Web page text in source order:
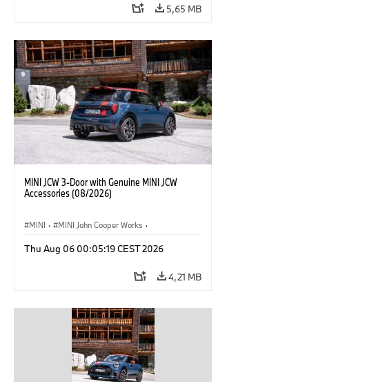
5,65 MB
MINI JCW 3-Door with Genuine MINI JCW
Accessories (08/2026)
MINI · MINI John Cooper Works ·
Opcjonalne dodatki, akcesoria
Thu Aug 06 00:05:19 CEST 2026
4,21 MB